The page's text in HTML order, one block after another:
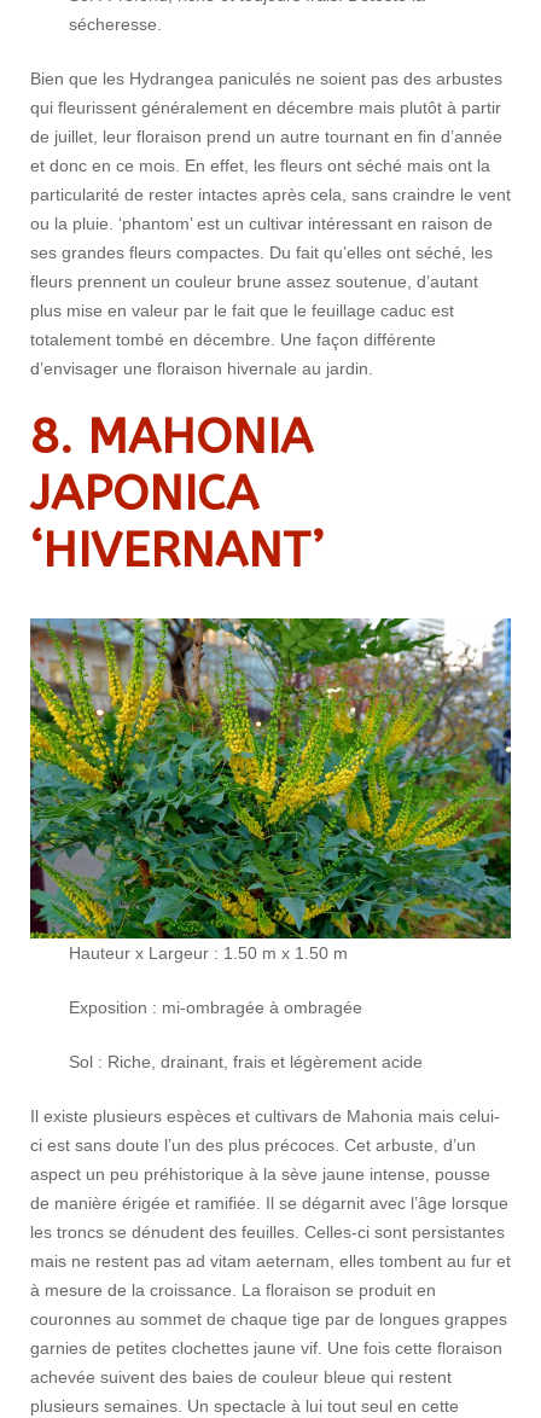
sécheresse.
Bien que les Hydrangea paniculés ne soient pas des arbustes
qui fleurissent généralement en décembre mais plutôt à partir
de juillet, leur floraison prend un autre tournant en fin d’année
et donc en ce mois. En effet, les fleurs ont séché mais ont la
particularité de rester intactes après cela, sans craindre le vent
ou la pluie. ‘phantom’ est un cultivar intéressant en raison de
ses grandes fleurs compactes. Du fait qu’elles ont séché, les
fleurs prennent un couleur brune assez soutenue, d’autant
plus mise en valeur par le fait que le feuillage caduc est
totalement tombé en décembre. Une façon différente
d’envisager une floraison hivernale au jardin.
8. MAHONIA
JAPONICA
‘HIVERNANT’
Hauteur x Largeur : 1.50 m x 1.50 m
Exposition : mi-ombragée à ombragée
Sol : Riche, drainant, frais et légèrement acide
Il existe plusieurs espèces et cultivars de Mahonia mais celui-
ci est sans doute l’un des plus précoces. Cet arbuste, d’un
aspect un peu préhistorique à la sève jaune intense, pousse
de manière érigée et ramifiée. Il se dégarnit avec l’âge lorsque
les troncs se dénudent des feuilles. Celles-ci sont persistantes
mais ne restent pas ad vitam aeternam, elles tombent au fur et
à mesure de la croissance. La floraison se produit en
couronnes au sommet de chaque tige par de longues grappes
garnies de petites clochettes jaune vif. Une fois cette floraison
achevée suivent des baies de couleur bleue qui restent
plusieurs semaines. Un spectacle à lui tout seul en cette